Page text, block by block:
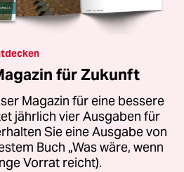
für Zukunft
Magazin für eine bessere
jährlich vier Ausgaben für
Sie eine Ausgabe von
Buch „Was wäre, wenn
Vorrat reicht).